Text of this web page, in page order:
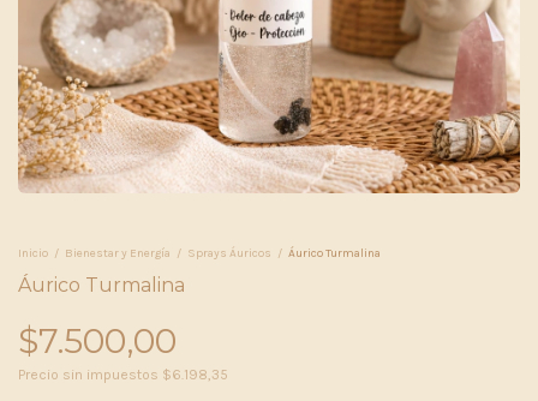
Inicio / Bienestar y Energía / Sprays Áuricos / Áurico Turmalina
Áurico Turmalina
$7.500,00
Precio sin impuestos $6.198,35